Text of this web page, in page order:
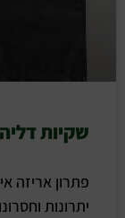
שקיות
פתרון אריזה
יתרונות